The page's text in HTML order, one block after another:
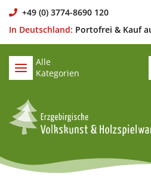
+49 (0) 3774-8690 120
In Deutschland: Portofrei & Kauf
Alle
Kategorien